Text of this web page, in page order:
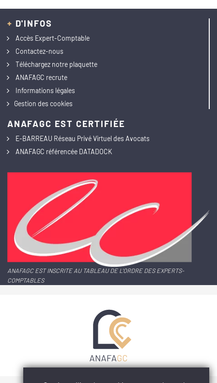
+ D'INFOS
Accès Expert-Comptable
Contactez-nous
Téléchargez notre plaquette
ANAFAGC recrute
Informations légales
Gestion des cookies
ANAFAGC EST CERTIFIÉE
E-BARREAU Réseau Privé Virtuel des Avocats
ANAFAGC référencée DATADOCK
ANAFAGC EST INSCRITE AU TABLEAU DE L'ORDRE DES EXPERTS-
COMPTABLES